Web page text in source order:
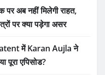
अब नहीं मिलेगी राहत,
पर क्या पड़ेगा असर
में Karan Aujla ने
पूरा एपिसोड?